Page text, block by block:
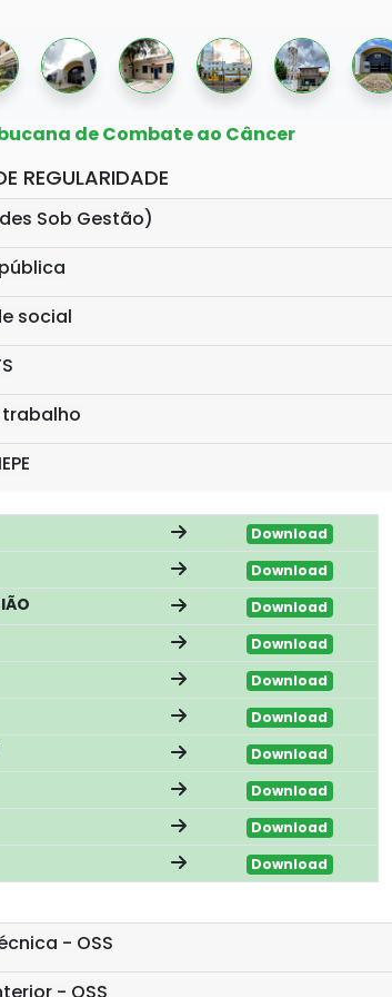
de Combate ao Câncer
REGULARIDADE
Sob Gestão)
social
Download
Download
Download
Download
Download
Download
Download
Download
Download
Download
- OSS